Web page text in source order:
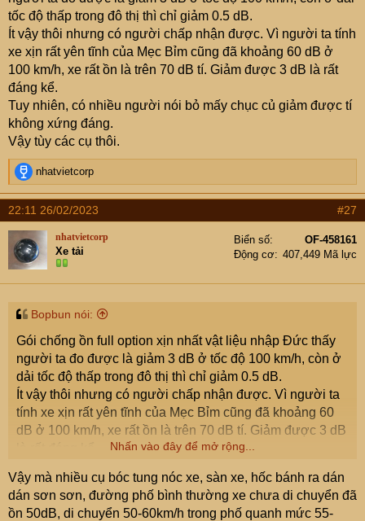
tốc độ thấp trong đô thị thì chỉ giảm 0.5 dB.
Ít vậy thôi nhưng có người chấp nhận được. Vì người ta tính
xe xịn rất yên tĩnh của Mẹc Bỉm cũng đã khoảng 60 dB ở
100 km/h, xe rất ồn là trên 70 dB tí. Giảm được 3 dB là rất
đáng kể.
Tuy nhiên, có nhiều người nói bỏ mấy chục củ giảm được tí
không xứng đáng.
Vậy tùy các cụ thôi.
R
e
a
c
t
i
o
n
s
nhatvietcorp
22:11 26/02/2023 #27
nhatvietcorp
Xe tải
Biển số
OF-458161
Động cơ
407,449 Mã lực
Bopbun nói:
Gói chống ồn full option xịn nhất vật liệu nhập Đức thấy
người ta đo được là giảm 3 dB ở tốc độ 100 km/h, còn ở
dải tốc độ thấp trong đô thị thì chỉ giảm 0.5 dB.
Ít vậy thôi nhưng có người chấp nhận được. Vì người ta
tính xe xịn rất yên tĩnh của Mẹc Bỉm cũng đã khoảng 60
dB ở 100 km/h, xe rất ồn là trên 70 dB tí. Giảm được 3 dB
được tí không xứng đáng.
Vậy tùy các cụ thôi.
Nhấn vào đây để mở rộng...
Vậy mà nhiều cụ bóc tung nóc xe, sàn xe, hốc bánh ra dán
dán sơn sơn, đường phố bình thường xe chưa di chuyển đã
ồn 50dB, di chuyển 50-60km/h trong phố quanh mức 55-